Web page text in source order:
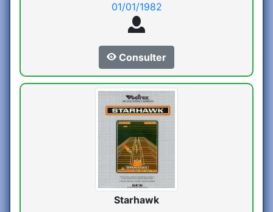
01/01/1982
Consulter
Starhawk